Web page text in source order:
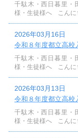
千駄木・西日暮里・
様・生徒様へ こんに
2026年03月16日
令和８年度都立高校
千駄木・西日暮里・
様・生徒様へ こんに
2026年03月13日
令和８年度都立高校
千駄木・西日暮里・
様・生徒様へ こんに